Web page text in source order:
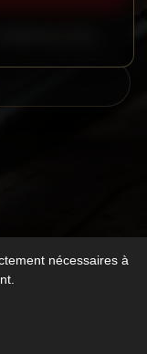
nécessaires à
-